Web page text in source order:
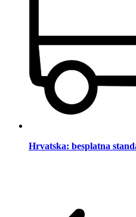
Hrvatska: besplatna